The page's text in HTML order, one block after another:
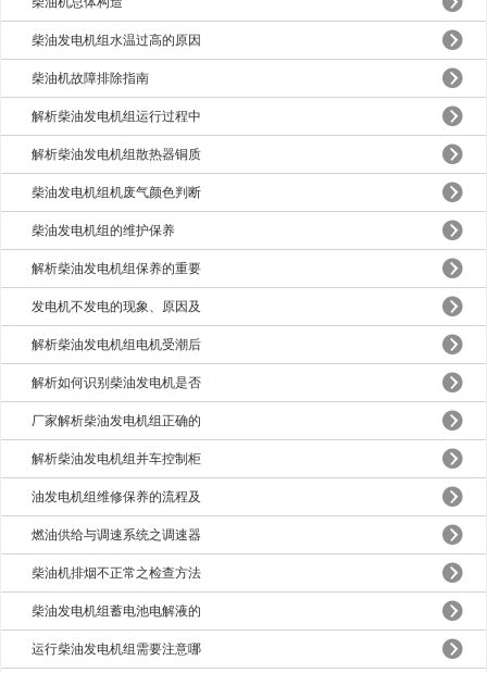
柴油发电机组水温过高的原因
柴油机故障排除指南
解析柴油发电机组运行过程中
解析柴油发电机组散热器铜质
柴油发电机组机废气颜色判断
柴油发电机组的维护保养
解析柴油发电机组保养的重要
发电机不发电的现象、原因及
解析柴油发电机组电机受潮后
解析如何识别柴油发电机是否
厂家解析柴油发电机组正确的
解析柴油发电机组并车控制柜
油发电机组维修保养的流程及
燃油供给与调速系统之调速器
柴油机排烟不正常之检查方法
柴油发电机组蓄电池电解液的
运行柴油发电机组需要注意哪